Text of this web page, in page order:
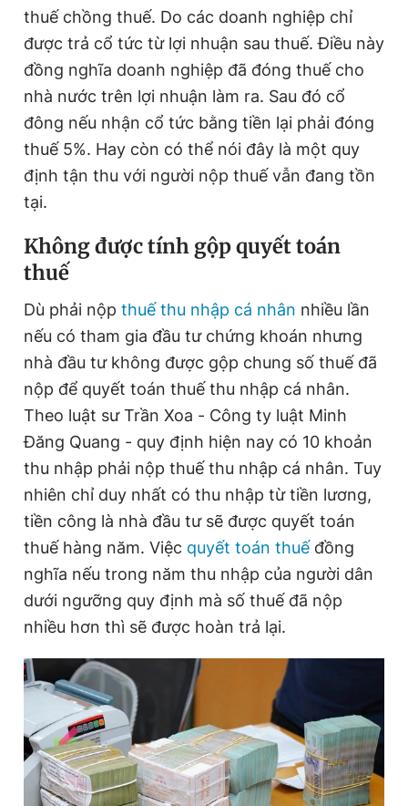
thuế chồng thuế. Do các doanh nghiệp chỉ
được trả cổ tức từ lợi nhuận sau thuế. Điều này
đồng nghĩa doanh nghiệp đã đóng thuế cho
nhà nước trên lợi nhuận làm ra. Sau đó cổ
đông nếu nhận cổ tức bằng tiền lại phải đóng
thuế 5%. Hay còn có thể nói đây là một quy
định tận thu với người nộp thuế vẫn đang tồn
tại.
Không được tính gộp quyết toán
thuế
Dù phải nộp thuế thu nhập cá nhân nhiều lần
nếu có tham gia đầu tư chứng khoán nhưng
nhà đầu tư không được gộp chung số thuế đã
nộp để quyết toán thuế thu nhập cá nhân.
Theo luật sư Trần Xoa - Công ty luật Minh
Đăng Quang - quy định hiện nay có 10 khoản
thu nhập phải nộp thuế thu nhập cá nhân. Tuy
nhiên chỉ duy nhất có thu nhập từ tiền lương,
tiền công là nhà đầu tư sẽ được quyết toán
thuế hàng năm. Việc quyết toán thuế đồng
nghĩa nếu trong năm thu nhập của người dân
dưới ngưỡng quy định mà số thuế đã nộp
nhiều hơn thì sẽ được hoàn trả lại.